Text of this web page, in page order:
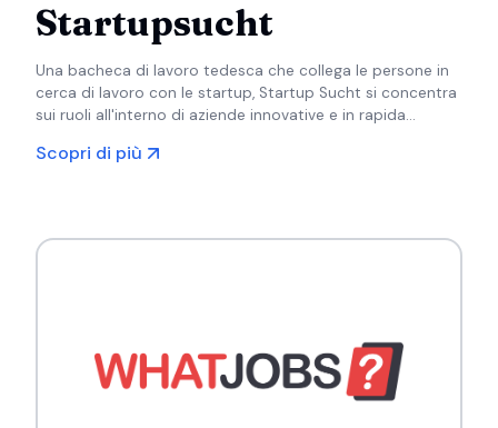
Startupsucht
Una bacheca di lavoro tedesca che collega le persone in
cerca di lavoro con le startup, Startup Sucht si concentra
sui ruoli all'interno di aziende innovative e in rapida
Scopri di più